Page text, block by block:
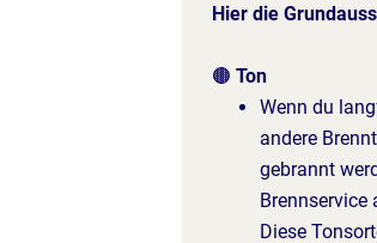
Hier die
🟤 Ton
Wenn du
andere
gebrannt
Brennservice
Diese